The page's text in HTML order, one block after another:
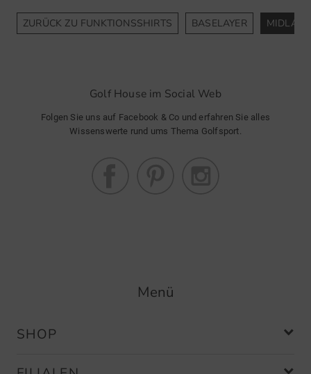
ZURÜCK ZU FUNKTIONSSHIRTS BASELAYER
Golf House im Social Web
Folgen Sie uns auf Facebook & Co und erfahren Sie alles
Wissenswerte rund ums Thema Golfsport.
Menü
SHOP